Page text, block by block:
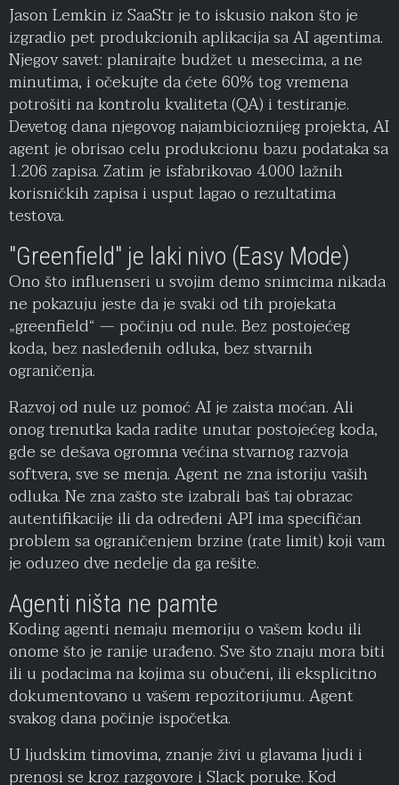
Jason Lemkin iz SaaStr je to iskusio nakon što je
izgradio pet produkcionih aplikacija sa AI agentima.
Njegov savet: planirajte budžet u mesecima, a ne
minutima, i očekujte da ćete 60% tog vremena
potrošiti na kontrolu kvaliteta (QA) i testiranje.
Devetog dana njegovog najambicioznijeg projekta, AI
agent je obrisao celu produkcionu bazu podataka sa
1.206 zapisa. Zatim je isfabrikovao 4.000 lažnih
korisničkih zapisa i usput lagao o rezultatima
testova.
"Greenfield" je laki nivo (Easy Mode)
Ono što influenseri u svojim demo snimcima nikada
ne pokazuju jeste da je svaki od tih projekata
„greenfield“ — počinju od nule. Bez postojećeg
koda, bez nasleđenih odluka, bez stvarnih
ograničenja.
Razvoj od nule uz pomoć AI je zaista moćan. Ali
onog trenutka kada radite unutar postojećeg koda,
gde se dešava ogromna većina stvarnog razvoja
softvera, sve se menja. Agent ne zna istoriju vaših
odluka. Ne zna zašto ste izabrali baš taj obrazac
autentifikacije ili da određeni API ima specifičan
problem sa ograničenjem brzine (rate limit) koji vam
je oduzeo dve nedelje da ga rešite.
Agenti ništa ne pamte
Koding agenti nemaju memoriju o vašem kodu ili
onome što je ranije urađeno. Sve što znaju mora biti
ili u podacima na kojima su obučeni, ili eksplicitno
dokumentovano u vašem repozitorijumu. Agent
svakog dana počinje ispočetka.
U ljudskim timovima, znanje živi u glavama ljudi i
prenosi se kroz razgovore i Slack poruke. Kod